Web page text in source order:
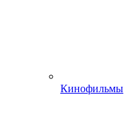
Кинофильмы